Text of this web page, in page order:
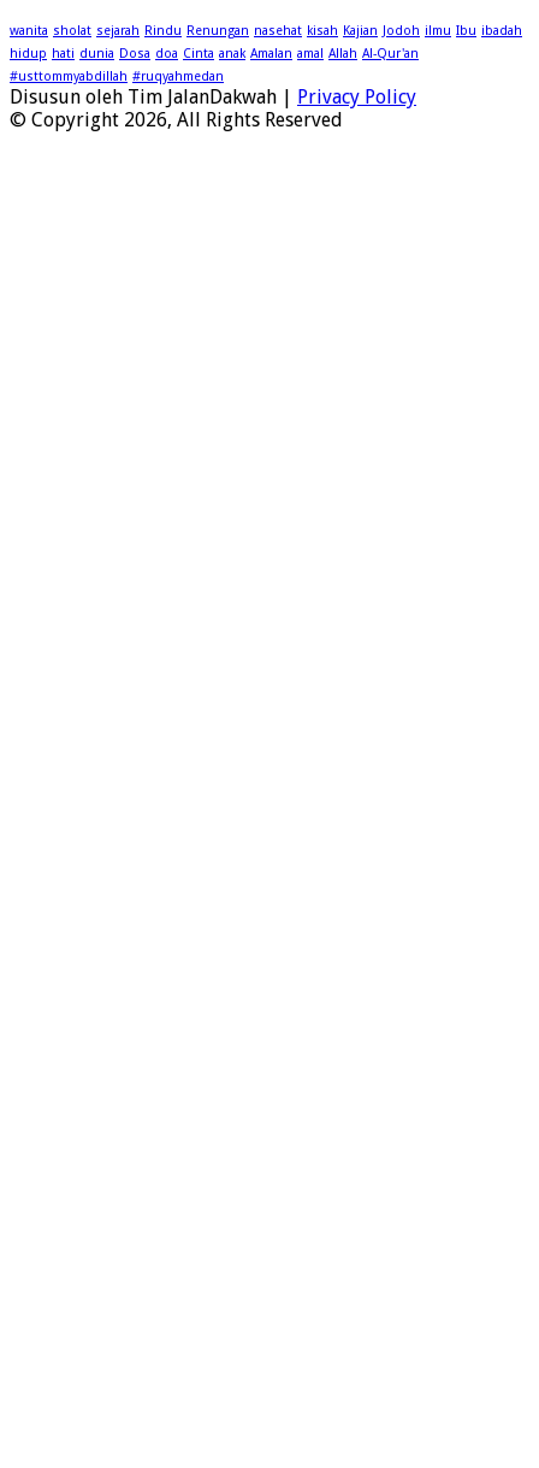
wanita sholat sejarah Rindu Renungan nasehat kisah Kajian Jodoh ilmu Ibu ibadah
hidup hati dunia Dosa doa Cinta anak Amalan amal Allah Al-Qur'an
#usttommyabdillah #ruqyahmedan
Disusun oleh Tim JalanDakwah | Privacy Policy
© Copyright 2026, All Rights Reserved